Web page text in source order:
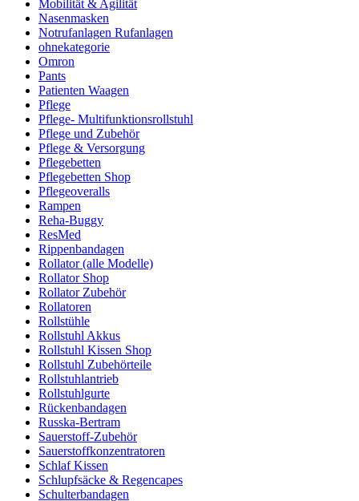
Mobilität & Agilität
Nasenmasken
Notrufanlagen Rufanlagen
ohnekategorie
Omron
Pants
Patienten Waagen
Pflege
Pflege- Multifunktionsrollstuhl
Pflege und Zubehör
Pflege & Versorgung
Pflegebetten
Pflegebetten Shop
Pflegeoveralls
Rampen
Reha-Buggy
ResMed
Rippenbandagen
Rollator (alle Modelle)
Rollator Shop
Rollator Zubehör
Rollatoren
Rollstühle
Rollstuhl Akkus
Rollstuhl Kissen Shop
Rollstuhl Zubehörteile
Rollstuhlantrieb
Rollstuhlgurte
Rückenbandagen
Russka-Bertram
Sauerstoff-Zubehör
Sauerstoffkonzentratoren
Schlaf Kissen
Schlupfsäcke & Regencapes
Schulterbandagen